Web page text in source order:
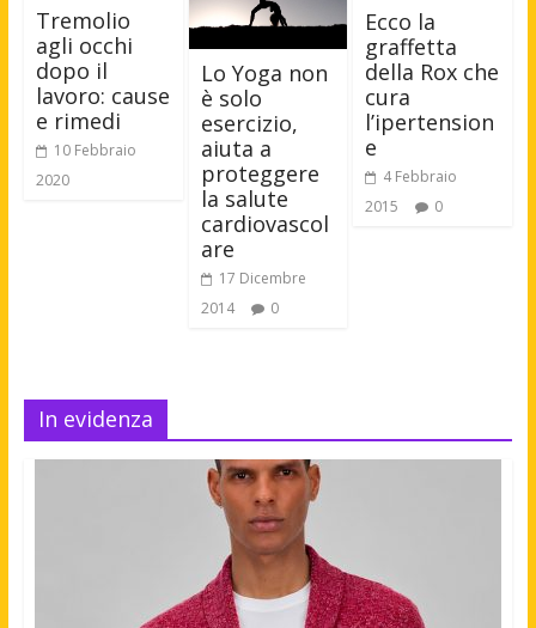
Tremolio
agli occhi
dopo il
lavoro: cause
e rimedi
10 Febbraio
2020
Lo Yoga non
è solo
esercizio,
aiuta a
proteggere
la salute
cardiovascol
are
17 Dicembre
2014
0
Ecco la
graffetta
della Rox che
cura
l’ipertension
e
4 Febbraio
2015
0
In evidenza